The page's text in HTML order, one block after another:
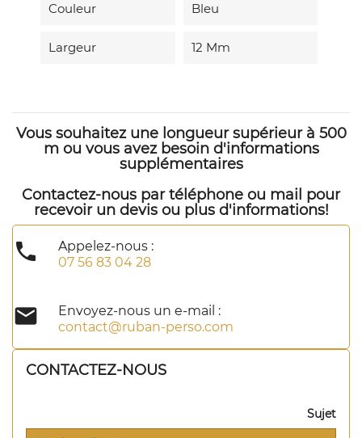
Couleur
Bleu
Largeur 12 Mm
Vous souhaitez une longueur supérieur à 500
m ou vous avez besoin d'informations
supplémentaires
Contactez-nous par téléphone ou mail pour
recevoir un devis ou plus d'informations!

Appelez-nous :
07 56 83 04 28

Envoyez-nous un e-mail :
contact@ruban-perso.com
CONTACTEZ-NOUS
Sujet